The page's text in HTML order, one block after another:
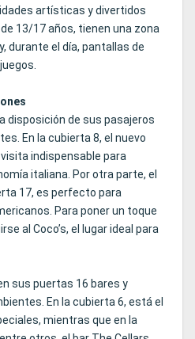
artísticas y divertidos
13/17 años, tienen una zona
durante el día, pantallas de
disposición de sus pasajeros
En la cubierta 8, el nuevo
indispensable para
italiana. Por otra parte, el
17, es perfecto para
Para poner un toque
al Coco’s, el lugar ideal para
sus puertas 16 bares y
En la cubierta 6, está el
mientras que en la